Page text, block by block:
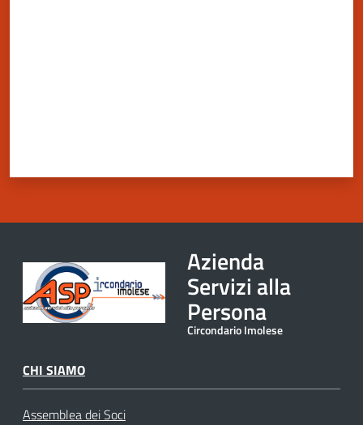
Azienda
Servizi alla
Persona
Circondario Imolese
CHI SIAMO
Assemblea dei Soci